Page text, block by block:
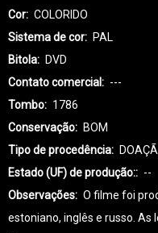
Cor
COLORIDO
Sistema de cor
PAL
Bitola
DVD
Contato comercial
---
Tombo
1786
Conservação
BOM
Tipo de procedência
Estado (UF) de produção:
--
Observações
O filme foi
estoniano, inglês e russo.